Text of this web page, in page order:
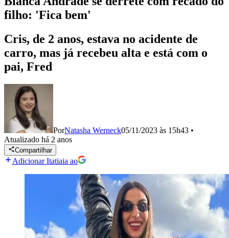
filho: 'Fica bem'
Cris, de 2 anos, estava no acidente de
carro, mas já recebeu alta e está com o
pai, Fred
PorNatasha Werneck05/11/2023 às 15h43 •
Atualizado há 2 anos
Compartilhar
Adicionar Itatiaia ao